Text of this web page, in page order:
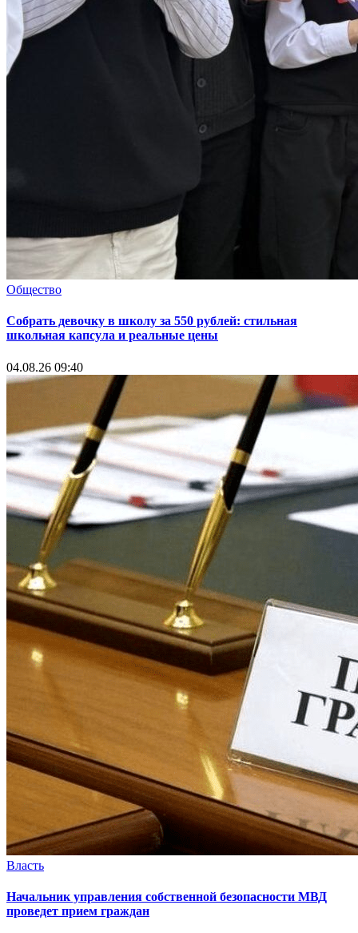
Общество
Собрать девочку в школу за 550 рублей: стильная
школьная капсула и реальные цены
04.08.26 09:40
Власть
Начальник управления собственной безопасности МВД
проведет прием граждан